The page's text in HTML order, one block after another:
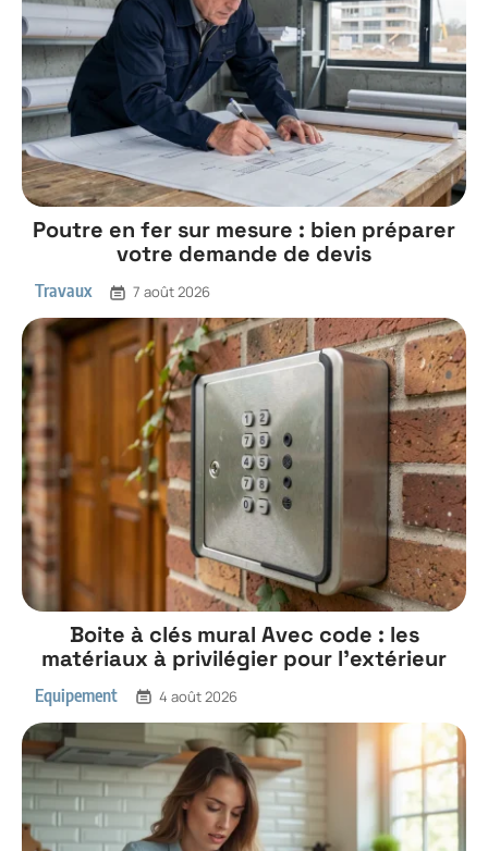
Poutre en fer sur mesure : bien préparer
votre demande de devis
Travaux 7 août 2026
Boite à clés mural Avec code : les
matériaux à privilégier pour l’extérieur
Equipement 4 août 2026